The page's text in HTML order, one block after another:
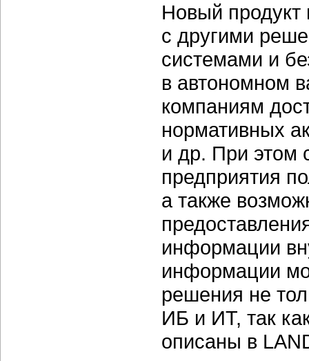
Новый продукт
с другими
системами и
в автономном
компаниям
нормативных
и др. При этом
предприятия
а также
информации
информации
решения не
ИБ и ИТ, так
описаны в